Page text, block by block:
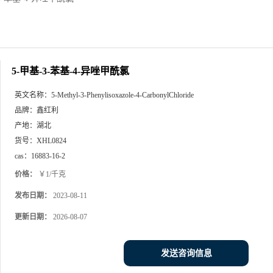
5-甲基-3-苯基-4-异唑甲酰氯
英文名称： 5-Methyl-3-Phenylisoxazole-4-CarbonylChloride
品牌： 鑫红利
产地： 湖北
货号： XHL0824
cas： 16883-16-2
价格： ￥1/千克
发布日期： 2023-08-11
更新日期： 2026-08-07
发送咨询信息